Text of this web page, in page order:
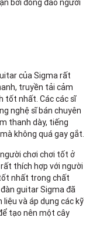
bởi đông đảo người
của Sigma rất
truyền tải cảm
tốt nhất. Các các sĩ
nghệ sĩ bán chuyên
thanh dày, tiếng
không quá gay gắt.
chơi chơi tốt ở
thích hợp với người
nhất trong chất
guitar Sigma đã
và áp dụng các kỹ
tạo nên một cây